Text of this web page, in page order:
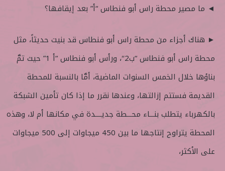
◄ ما مصير محطة راس أبو فنطاس “أ” بعد إيقافها؟
► هناك أجزاء من محطة راس أبو فنطاس قد بنيت حديثاً، مثل
محطة راس أبو فنطاس “ب2″، ورأس أبو فنطاس “أ 1” حيث تمَّ
بناؤها خلال الخمس السنوات الماضية، أمَّا بالنسبة للمحطة
القديمة فستتم إزالتها، وعندها نقرر ما إذا كان تأمين الشبكة
بالكهرباء يتطلب بنـــاء محـــطة جديــــدة في مكانها أم لا، وهذه
المحطة يتراوح إنتاجها ما بين 450 ميجاوات إلى 500 ميجاوات
على الأكثر،